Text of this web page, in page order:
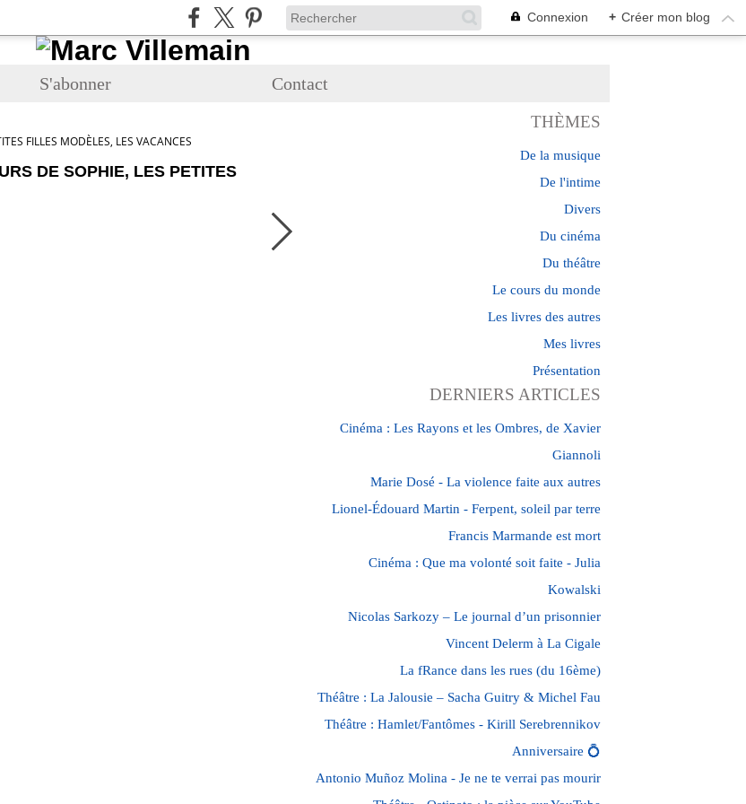
Connexion + Créer mon blog
S'abonner Contact
FILLES MODÈLES, LES VACANCES
DE SOPHIE, LES PETITES
THÈMES
De la musique
De l'intime
Divers
Du cinéma
Du théâtre
Le cours du monde
Les livres des autres
Mes livres
Présentation
DERNIERS ARTICLES
Cinéma : Les Rayons et les Ombres, de Xavier
Giannoli
Marie Dosé - La violence faite aux autres
Lionel-Édouard Martin - Ferpent, soleil par terre
Francis Marmande est mort
Cinéma : Que ma volonté soit faite - Julia
Kowalski
Nicolas Sarkozy – Le journal d’un prisonnier
Vincent Delerm à La Cigale
La fRance dans les rues (du 16ème)
Théâtre : La Jalousie – Sacha Guitry & Michel Fau
Théâtre : Hamlet/Fantômes - Kirill Serebrennikov
Anniversaire 💍
Antonio Muñoz Molina - Je ne te verrai pas mourir